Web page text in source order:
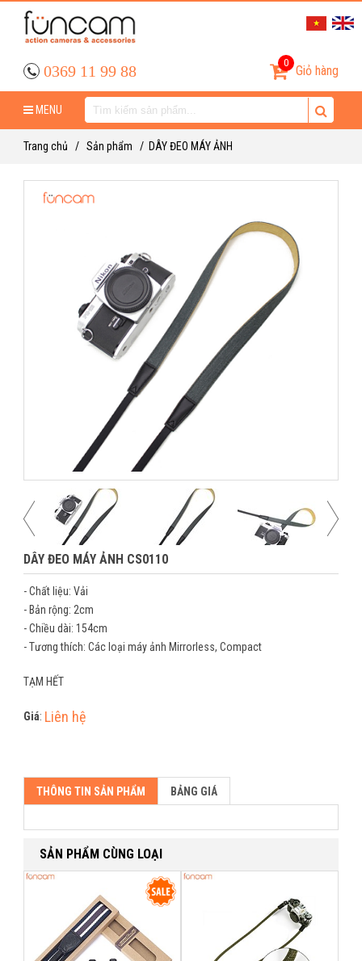
Giỏ hàng
0
0369 11 99 88
MENU
Trang chủ / Sản phẩm / DÂY ĐEO MÁY ẢNH
DÂY ĐEO MÁY ẢNH CS0110
- Chất liệu: Vải
- Bản rộng: 2cm
- Chiều dài: 154cm
- Tương thích: Các loại máy ảnh Mirrorless, Compact
TẠM HẾT
Giá: Liên hệ
THÔNG TIN SẢN PHẨM BẢNG GIÁ
SẢN PHẨM CÙNG LOẠI